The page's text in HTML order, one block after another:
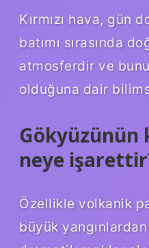
Kırmızı hava, gün
batımı sırasında
atmosferdir ve
olduğuna dair
Gökyüzünün
neye
Özellikle volkanik
büyük